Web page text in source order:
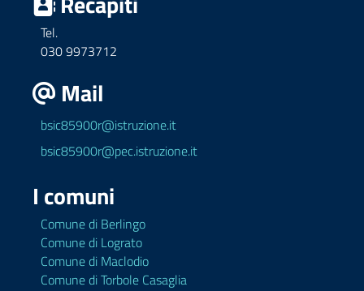
Tel.
030 9973712
Mail
bsic85900r@istruzione.it
bsic85900r@pec.istruzione.it
I comuni
Comune di Berlingo
Comune di Lograto
Comune di Maclodio
Comune di Torbole Casaglia